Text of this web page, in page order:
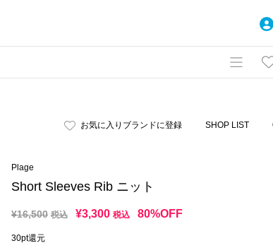
お気に入りブランドに登録 SHOP LIST
Plage
Short Sleeves Rib ニット
¥16,500 税込 ¥3,300 税込 80%OFF
30pt還元